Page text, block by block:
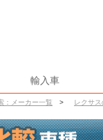
輸入車
：メーカー一覧 > レクサ